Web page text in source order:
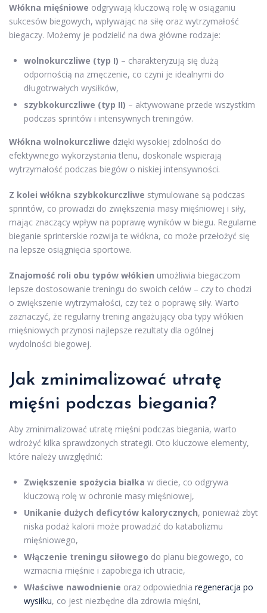
Włókna mięśniowe odgrywają kluczową rolę w osiąganiu
sukcesów biegowych, wpływając na siłę oraz wytrzymałość
biegaczy. Możemy je podzielić na dwa główne rodzaje:
wolnokurczliwe (typ I) – charakteryzują się dużą
odpornością na zmęczenie, co czyni je idealnymi do
długotrwałych wysiłków,
szybkokurczliwe (typ II) – aktywowane przede wszystkim
podczas sprintów i intensywnych treningów.
Włókna wolnokurczliwe dzięki wysokiej zdolności do
efektywnego wykorzystania tlenu, doskonale wspierają
wytrzymałość podczas biegów o niskiej intensywności.
Z kolei włókna szybkokurczliwe stymulowane są podczas
sprintów, co prowadzi do zwiększenia masy mięśniowej i siły,
mając znaczący wpływ na poprawę wyników w biegu. Regularne
bieganie sprinterskie rozwija te włókna, co może przełożyć się
na lepsze osiągnięcia sportowe.
Znajomość roli obu typów włókien umożliwia biegaczom
lepsze dostosowanie treningu do swoich celów – czy to chodzi
o zwiększenie wytrzymałości, czy też o poprawę siły. Warto
zaznaczyć, że regularny trening angażujący oba typy włókien
mięśniowych przynosi najlepsze rezultaty dla ogólnej
wydolności biegowej.
Jak zminimalizować utratę
mięśni podczas biegania?
Aby zminimalizować utratę mięśni podczas biegania, warto
wdrożyć kilka sprawdzonych strategii. Oto kluczowe elementy,
które należy uwzględnić:
Zwiększenie spożycia białka w diecie, co odgrywa
kluczową rolę w ochronie masy mięśniowej,
Unikanie dużych deficytów kalorycznych, ponieważ zbyt
niska podaż kalorii może prowadzić do katabolizmu
mięśniowego,
Włączenie treningu siłowego do planu biegowego, co
wzmacnia mięśnie i zapobiega ich utracie,
Właściwe nawodnienie oraz odpowiednia regeneracja po
wysiłku, co jest niezbędne dla zdrowia mięśni,